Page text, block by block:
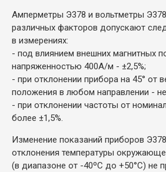
Амперметры Э378 и вольтметры
различных факторов допускают
в измерениях:
- под влиянием внешних магнитных
напряженностью 400А/м - ±2,5%;
- при отклонении прибора на 45° от
положения в любом направлении -
- при отклонении частоты от
более ±1,5%.
Изменение показаний приборов
отклонения температуры
(в диапазоне от -40ºС до +50°С) не